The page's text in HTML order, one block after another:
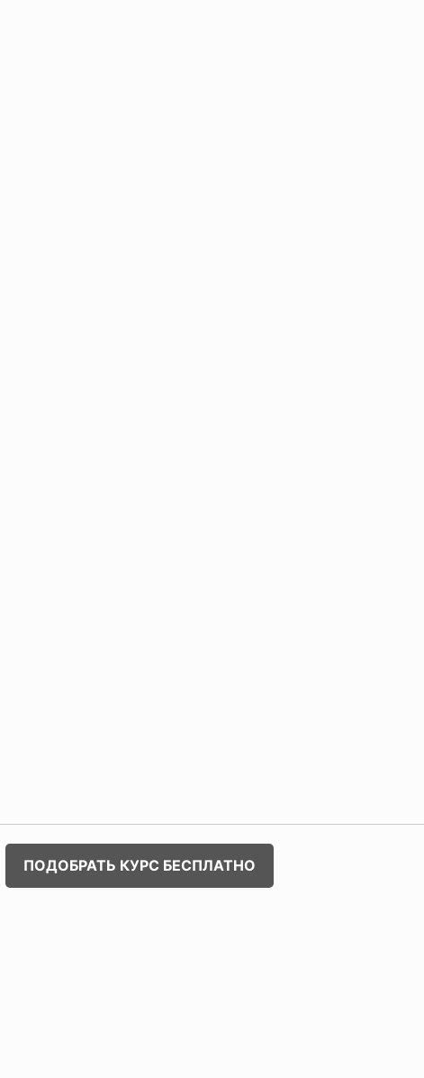
ПОДОБРАТЬ КУРС БЕСПЛАТНО